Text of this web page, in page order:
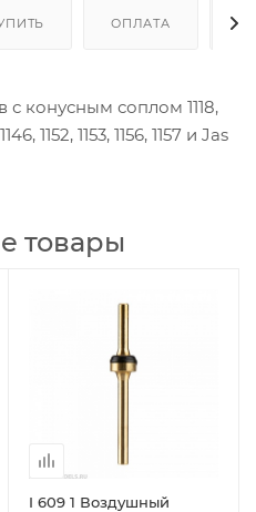
ОПЛАТА
конусным соплом 1118,
1152, 1153, 1156, 1157 и Jas
товары
I 609 1 Воздушный